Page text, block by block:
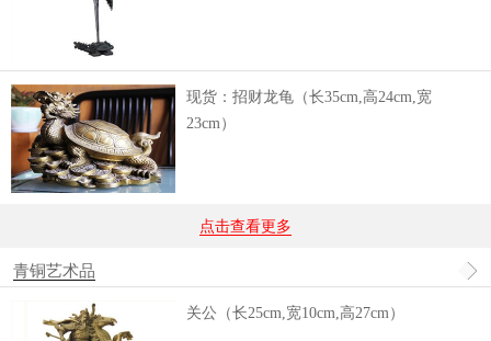
现货：招财龙龟（长35cm,高24cm,宽
23cm）
点击查看更多
青铜艺术品
关公（长25cm,宽10cm,高27cm）